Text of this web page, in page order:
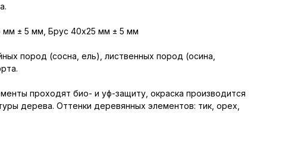
мм ± 5 мм, Брус 40х25 мм ± 5 мм
пород (сосна, ель), лиственных пород (осина,
проходят био- и уф-защиту, окраска производится
дерева. Оттенки деревянных элементов: тик, орех,